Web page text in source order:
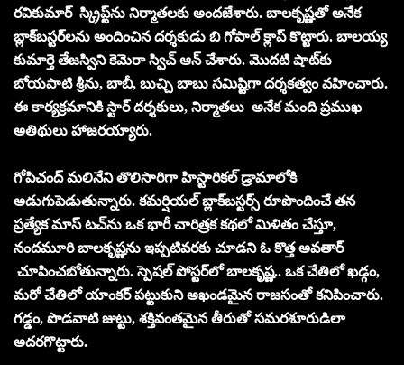
రవికుమార్ స్క్రిప్ట్‌ను నిర్మాతలకు అందజేశారు. బాలకృష్ణతో అనేక
బ్లాక్‌బస్టర్‌లను అందించిన దర్శకుడు బి గోపాల్ క్లాప్ కొట్టారు. బాలయ్య
కుమార్తె తేజస్విని కెమెరా స్విచ్ ఆన్ చేశారు. మొదటి షాట్‌కు
బోయపాటి శ్రీను, బాబీ, బుచ్చి బాబు సమిష్టిగా దర్శకత్వం వహించారు.
ఈ కార్యక్రమానికి స్టార్ దర్శకులు, నిర్మాతలు అనేక మంది ప్రముఖ
అతిథులు హాజరయ్యారు.
గోపిచంద్ మలినేని తొలిసారిగా హిస్టారికల్ డ్రామాలోకి
అడుగుపెడుతున్నారు. కమర్షియల్ బ్లాక్‌బస్టర్స్ రూపొందించే తన
ప్రత్యేక మాస్ టచ్‌ను ఒక భారీ చారిత్రక కథలో మిళితం చేస్తూ,
నందమూరి బాలకృష్ణను ఇప్పటివరకు చూడని ఓ కొత్త అవతార్
చూపించబోతున్నారు. స్పెషల్ పోస్టర్‌లో బాలకృష్ణ.. ఒక చేతిలో ఖడ్గం,
మరో చేతిలో యాంకర్‌ పట్టుకుని అఖండమైన రాజసంతో కనిపించారు.
గడ్డం, పొడవాటి జుట్టు, శక్తివంతమైన తీరుతో సమరశూరుడిలా
అదరగొట్టారు.